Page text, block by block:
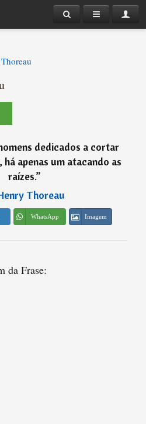
dedicados a cortar
há apenas um atacando as
raízes.”
Thoreau
WhatsApp Imagem
da Frase: